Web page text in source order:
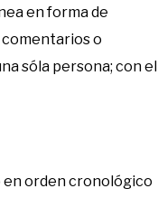
en forma de
o
sóla persona; con el
en orden cronológico